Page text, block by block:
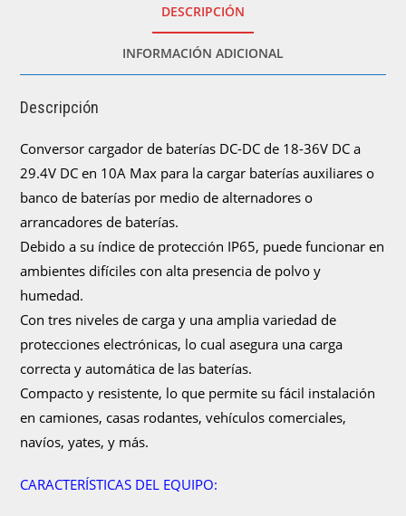
DESCRIPCIÓN
INFORMACIÓN ADICIONAL
Descripción
Conversor cargador de baterías DC-DC de 18-36V DC a
29.4V DC en 10A Max para la cargar baterías auxiliares o
banco de baterías por medio de alternadores o
arrancadores de baterías.
Debido a su índice de protección IP65, puede funcionar en
ambientes difíciles con alta presencia de polvo y
humedad.
Con tres niveles de carga y una amplia variedad de
protecciones electrónicas, lo cual asegura una carga
correcta y automática de las baterías.
Compacto y resistente, lo que permite su fácil instalación
en camiones, casas rodantes, vehículos comerciales,
navíos, yates, y más.
CARACTERÍSTICAS DEL EQUIPO: